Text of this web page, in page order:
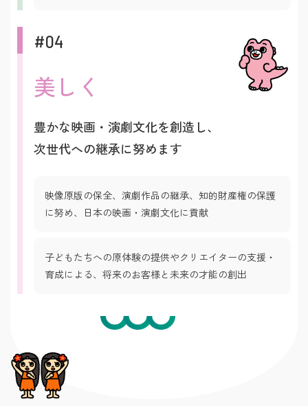
#04
美しく
豊かな映画・演劇文化を創造し、
次世代への継承に努めます
映像原版の保全、演劇作品の継承、知的財産権の保護
に努め、日本の映画・演劇文化に貢献
子どもたちへの原体験の提供やクリエイターの支援・
育成による、将来のお客様と未来の才能の創出